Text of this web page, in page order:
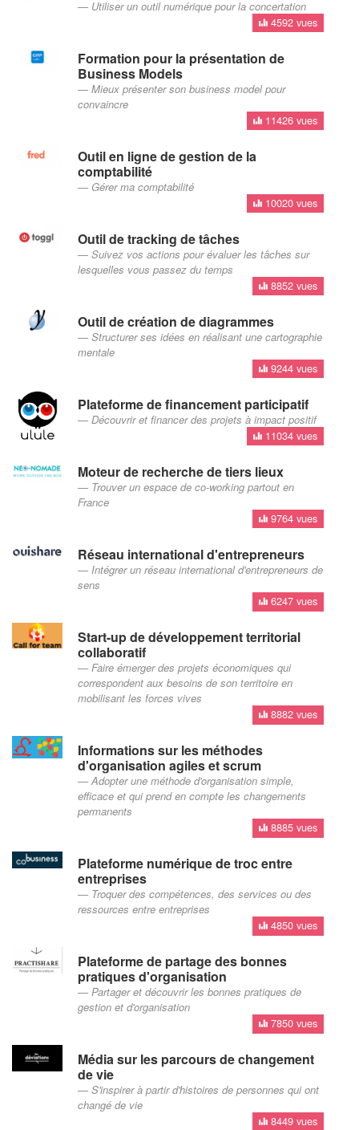
Utiliser un outil numérique pour la concertation
4592 vues
Formation pour la présentation de
Business Models
Mieux présenter son business model pour
convaincre
11426 vues
Outil en ligne de gestion de la
comptabilité
Gérer ma comptabilité
10020 vues
Outil de tracking de tâches
Suivez vos actions pour évaluer les tâches sur
lesquelles vous passez du temps
8852 vues
Outil de création de diagrammes
Structurer ses idées en réalisant une cartographie
mentale
9244 vues
Plateforme de financement participatif
Découvrir et financer des projets à impact positif
11034 vues
Moteur de recherche de tiers lieux
Trouver un espace de co-working partout en
France
9764 vues
Réseau international d'entrepreneurs
Intégrer un réseau international d'entrepreneurs de
sens
6247 vues
Start-up de développement territorial
collaboratif
Faire émerger des projets économiques qui
correspondent aux besoins de son territoire en
mobilisant les forces vives
8882 vues
Informations sur les méthodes
d'organisation agiles et scrum
Adopter une méthode d'organisation simple,
efficace et qui prend en compte les changements
permanents
8885 vues
Plateforme numérique de troc entre
entreprises
Troquer des compétences, des services ou des
ressources entre entreprises
4850 vues
Plateforme de partage des bonnes
pratiques d'organisation
Partager et découvrir les bonnes pratiques de
gestion et d'organisation
7850 vues
Média sur les parcours de changement
de vie
S'inspirer à partir d'histoires de personnes qui ont
changé de vie
8449 vues